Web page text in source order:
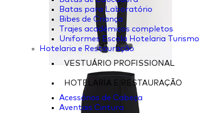
Batas para Laboratório
Bibes de Criança
Trajes académicos completos
Uniformes Escola Hotelaria Turismo
Hotelaria e Restauração
VESTUÁRIO PROFISSIONAL
HOTELARIA E RESTAURAÇÃO
Acessórios de Cabeça
Aventais Cintura